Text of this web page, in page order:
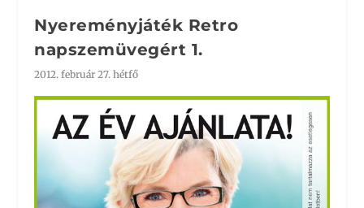
Nyereményjáték Retro
napszemüvegért 1.
2012. február 27. hétfő